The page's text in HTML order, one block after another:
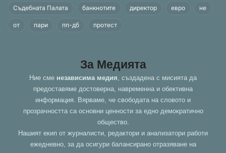
Съдебната Палата банкнотите директор евро не
от пари пп-дб протест
За Медията
Ние сме независима медия , създадена с мисията да
предоставяме достоверна, навременна и обективна
информация. Вярваме, че свободата на словото и
прозрачността са основни ценности за едно демократично
общество.
Нашият екип от журналисти, редактори и анализатори работи
ежедневно, за да осигури балансирано отразяване на